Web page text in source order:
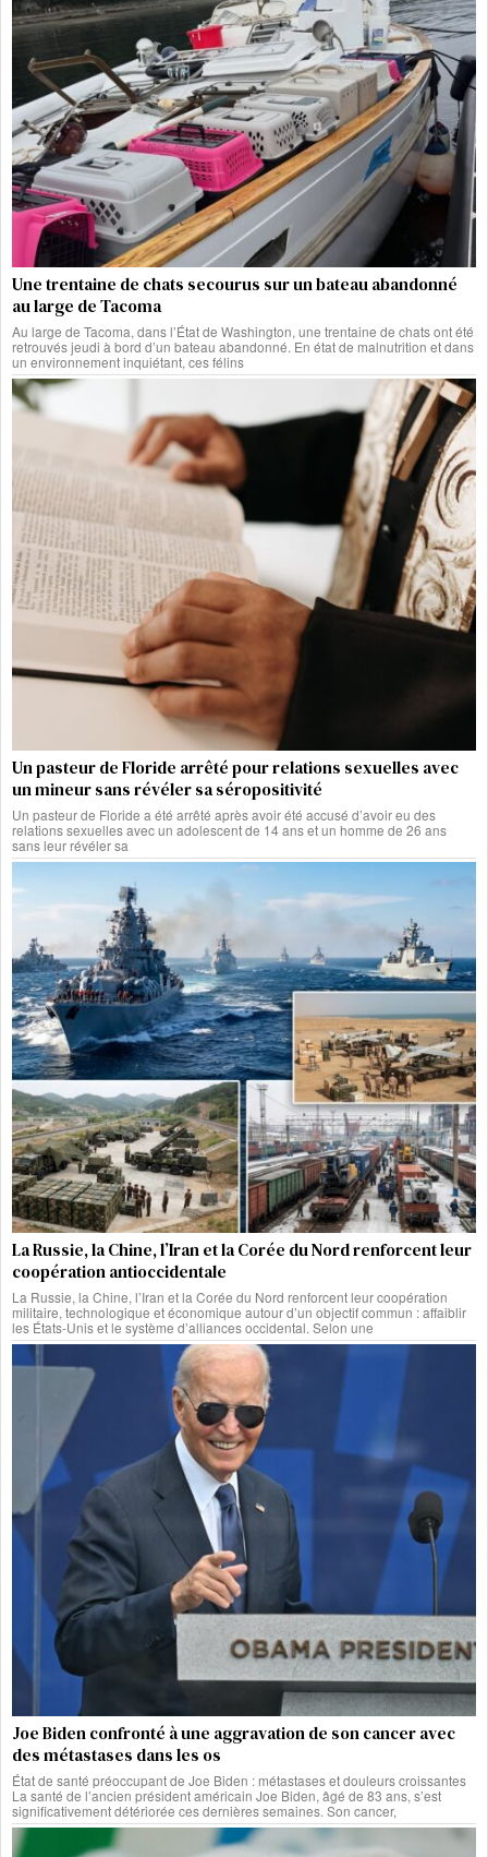
Une trentaine de chats secourus sur un bateau abandonné
au large de Tacoma
Au large de Tacoma, dans l’État de Washington, une trentaine de chats ont été
retrouvés jeudi à bord d’un bateau abandonné. En état de malnutrition et dans
un environnement inquiétant, ces félins
Un pasteur de Floride arrêté pour relations sexuelles avec
un mineur sans révéler sa séropositivité
Un pasteur de Floride a été arrêté après avoir été accusé d’avoir eu des
relations sexuelles avec un adolescent de 14 ans et un homme de 26 ans
sans leur révéler sa
La Russie, la Chine, l’Iran et la Corée du Nord renforcent leur
coopération antioccidentale
La Russie, la Chine, l’Iran et la Corée du Nord renforcent leur coopération
militaire, technologique et économique autour d’un objectif commun : affaiblir
les États-Unis et le système d’alliances occidental. Selon une
Joe Biden confronté à une aggravation de son cancer avec
des métastases dans les os
État de santé préoccupant de Joe Biden : métastases et douleurs croissantes
La santé de l’ancien président américain Joe Biden, âgé de 83 ans, s’est
significativement détériorée ces dernières semaines. Son cancer,